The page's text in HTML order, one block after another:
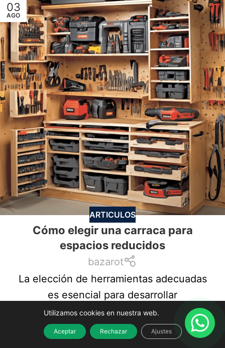
03
AGO
ARTICULOS
Cómo elegir una carraca para
espacios reducidos
bazarot
La elección de herramientas adecuadas
es esencial para desarrollar
eficientemente tareas de bricolaje o
reparación. Sin embargo, cuando...
CONTINUAR LEYENDO
Utilizamos cookies en nuestra web.
Aceptar Rechazar Ajustes